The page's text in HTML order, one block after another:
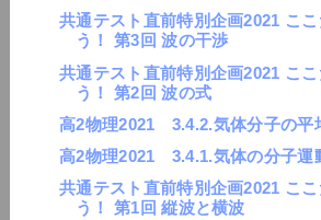
共通テスト直前特別企画2021 こ
う！ 第3回 波の干渉
共通テスト直前特別企画2021 こ
う！ 第2回 波の式
高2物理2021 3.4.2.気体分子の平
高2物理2021 3.4.1.気体の分子運
共通テスト直前特別企画2021 こ
う！ 第1回 縦波と横波